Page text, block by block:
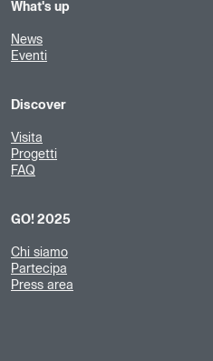
What's up
News
Eventi
Discover
Visita
Progetti
FAQ
GO! 2025
Chi siamo
Partecipa
Press area